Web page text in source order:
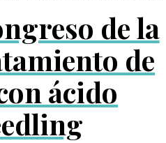
de la
de
ácido